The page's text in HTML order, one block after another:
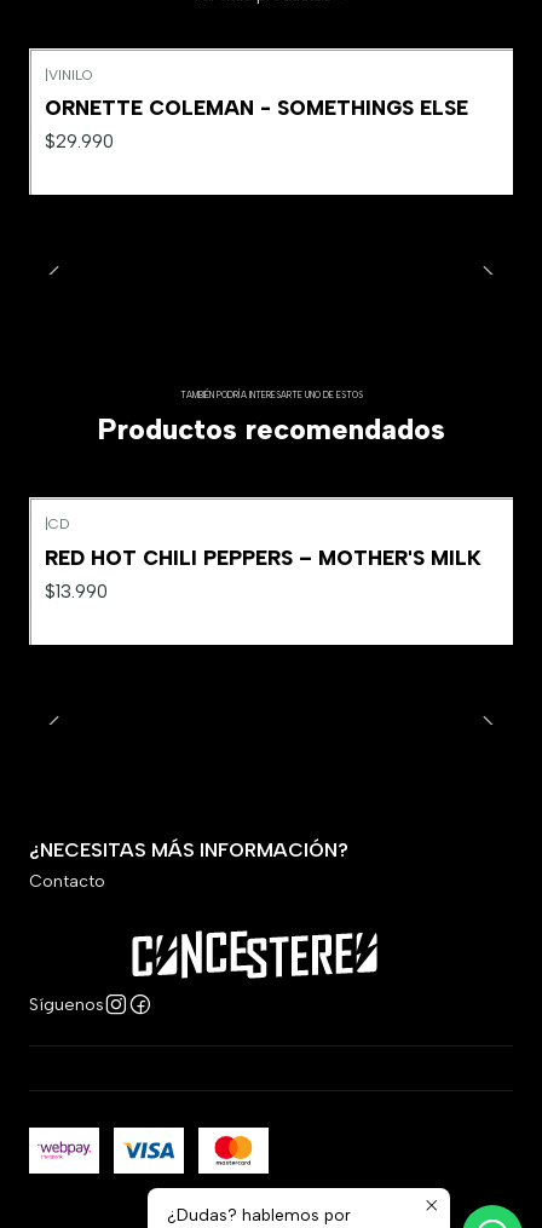
VINILO
ORNETTE COLEMAN - SOMETHINGS ELSE
$29.990
TAMBIÉN PODRÍA INTERESARTE UNO DE ESTOS
Productos recomendados
CD
RED HOT CHILI PEPPERS – MOTHER'S MILK
$13.990
¿NECESITAS MÁS INFORMACIÓN?
Contacto
Síguenos
2026 Concestereo.
¿Dudas? hablemos por